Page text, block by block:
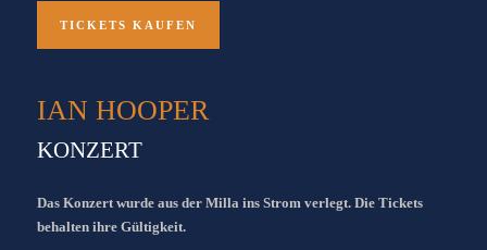
TICKETS KAUFEN
IAN HOOPER
KONZERT
Das Konzert wurde aus der Milla ins Strom verlegt. Die Tickets
behalten ihre Gültigkeit.